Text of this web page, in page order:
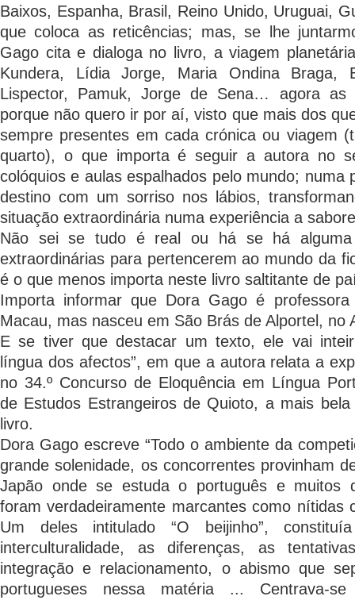
Baixos, Espanha, Brasil, Reino Unido, Uruguai,
que coloca as reticências; mas, se lhe
Gago cita e dialoga no livro, a viagem
Kundera, Lídia Jorge, Maria Ondina Braga,
Lispector, Pamuk, Jorge de Sena… agora as
porque não quero ir por aí, visto que mais dos
sempre presentes em cada crónica ou viagem
quarto), o que importa é seguir a autora no
colóquios e aulas espalhados pelo mundo; numa
destino com um sorriso nos lábios,
situação extraordinária numa experiência a
Não sei se tudo é real ou há se há alguma
extraordinárias para pertencerem ao mundo da
é o que menos importa neste livro saltitante de
Importa informar que Dora Gago é
Macau, mas nasceu em São Brás de Alportel, no
E se tiver que destacar um texto, ele vai
língua dos afectos”, em que a autora relata a
no 34.º Concurso de Eloquência em Língua
de Estudos Estrangeiros de Quioto, a mais
livro.
Dora Gago escreve “Todo o ambiente da
grande solenidade, os concorrentes provinham
Japão onde se estuda o português e muitos
foram verdadeiramente marcantes como nítidas
Um deles intitulado “O beijinho”,
interculturalidade, as diferenças, as
integração e relacionamento, o abismo que
portugueses nessa matéria ... Centrava-